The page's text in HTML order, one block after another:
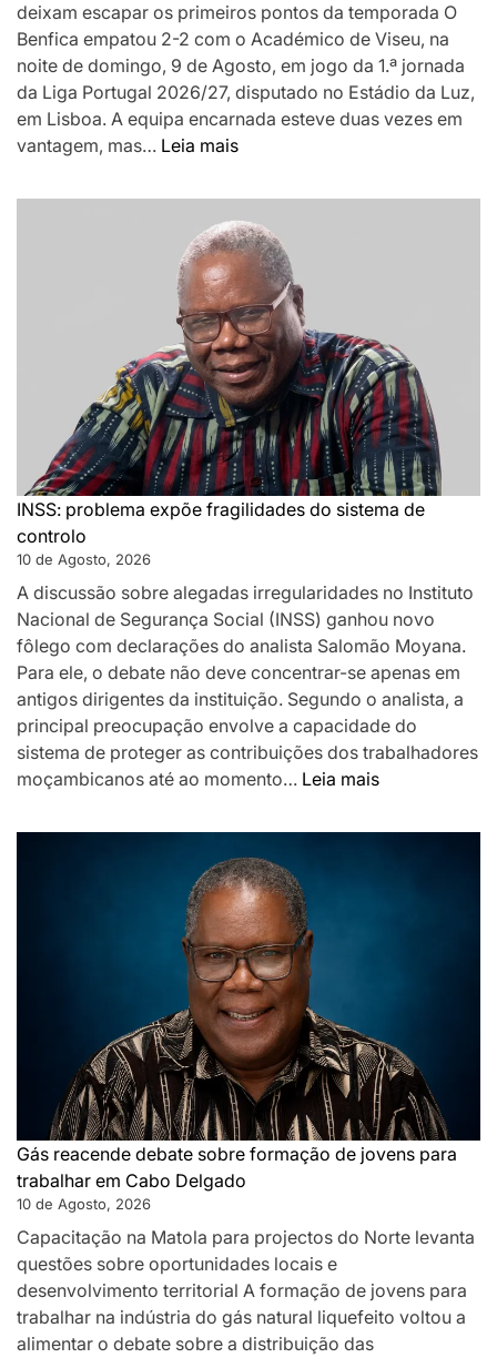
deixam escapar os primeiros pontos da temporada O
Benfica empatou 2-2 com o Académico de Viseu, na
noite de domingo, 9 de Agosto, em jogo da 1.ª jornada
da Liga Portugal 2026/27, disputado no Estádio da Luz,
em Lisboa. A equipa encarnada esteve duas vezes em
vantagem, mas… Leia mais:
empata
2-
2
com
Académico
de
Viseu
na
estreia
da
Liga
Portugal
INSS: problema expõe fragilidades do sistema de
controlo
10 de Agosto, 2026
A discussão sobre alegadas irregularidades no Instituto
Nacional de Segurança Social (INSS) ganhou novo
fôlego com declarações do analista Salomão Moyana.
Para ele, o debate não deve concentrar-se apenas em
antigos dirigentes da instituição. Segundo o analista, a
principal preocupação envolve a capacidade do
sistema de proteger as contribuições dos trabalhadores
moçambicanos até ao momento… Leia mais:
problema
Gás reacende debate sobre formação de jovens para
trabalhar em Cabo Delgado
10 de Agosto, 2026
Capacitação na Matola para projectos do Norte levanta
questões sobre oportunidades locais e
desenvolvimento territorial A formação de jovens para
trabalhar na indústria do gás natural liquefeito voltou a
alimentar o debate sobre a distribuição das